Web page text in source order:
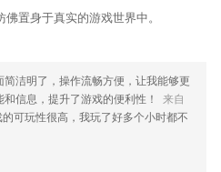
要动动手指即可预约到，预约快捷；
你的联系人从一开始，到永远。
单
家购买更加适合的助听设备。
置身于真实的游戏世界中。
简洁明了，操作流畅方便，让我能够更
信息，提升了游戏的便利性！
来自
可玩性很高，我玩了好多个小时都不